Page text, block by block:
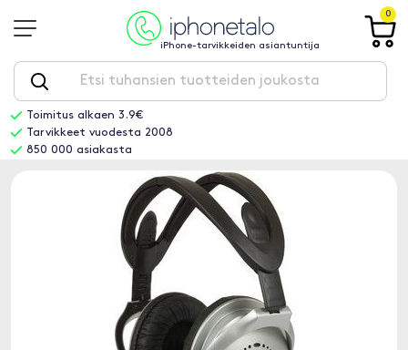
iPhone-tarvikkeiden asiantuntija
0
Toimitus alkaen 3.9€
Tarvikkeet vuodesta 2008
850 000 asiakasta